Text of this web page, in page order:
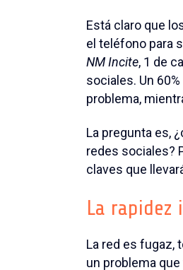
Está claro que
el teléfono para
NM Incite, 1 de
sociales. Un
problema,
La pregunta es,
redes sociales?
claves que
La rapidez
La red es fugaz,
un problema